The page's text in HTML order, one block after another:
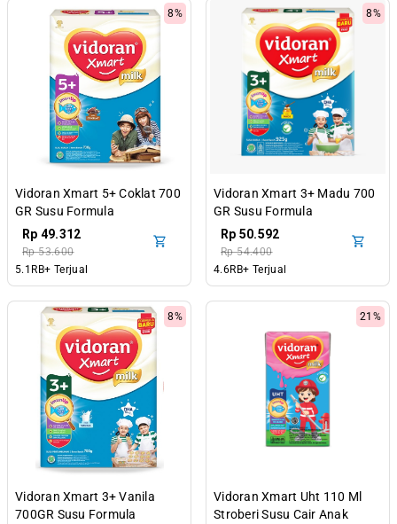
8%
Vidoran Xmart 5+ Coklat 700
GR Susu Formula
Pertumbuhan Anak 5-12
Tahun
Rp 49.312
Rp 53.600
5.1RB+ Terjual
8%
Vidoran Xmart 3+ Madu 700
GR Susu Formula
Pertumbuhan Anak 3-5
Tahun
Rp 50.592
Rp 54.400
4.6RB+ Terjual
8%
Vidoran Xmart 3+ Vanila
700GR Susu Formula
21%
Vidoran Xmart Uht 110 Ml
Stroberi Susu Cair Anak